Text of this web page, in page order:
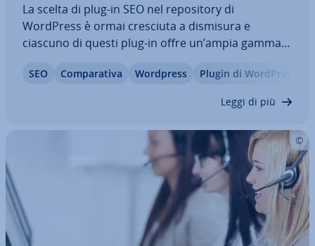
La scelta di plug-in SEO nel re­po­si­to­ry di
WordPress è ormai cresciuta a dismisura e
ciascuno di questi plug-in offre un’ampia gamma
per WordPress e qual è la soluzione più adatta alle
SEO Com­pa­ra­ti­va Wordpress Plugin di WordPress
Leggi di più